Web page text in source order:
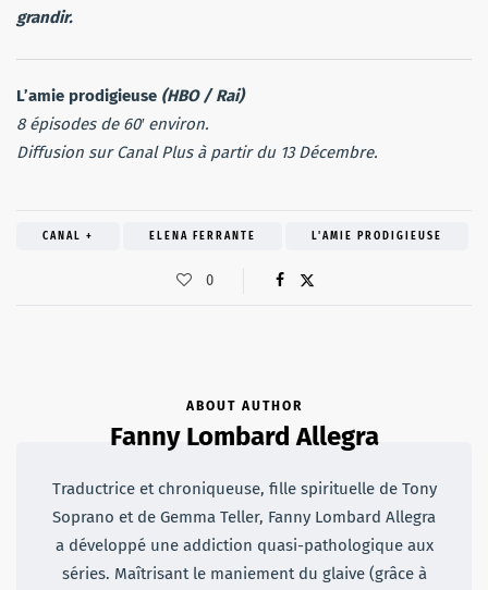
grandir.
L’amie prodigieuse (HBO / Rai)
8 épisodes de 60′ environ.
Diffusion sur Canal Plus à partir du 13 Décembre.
CANAL + ELENA FERRANTE L'AMIE PRODIGIEUSE
0
ABOUT AUTHOR
Fanny Lombard Allegra
Traductrice et chroniqueuse, fille spirituelle de Tony
Soprano et de Gemma Teller, Fanny Lombard Allegra
a développé une addiction quasi-pathologique aux
séries. Maîtrisant le maniement du glaive (grâce à